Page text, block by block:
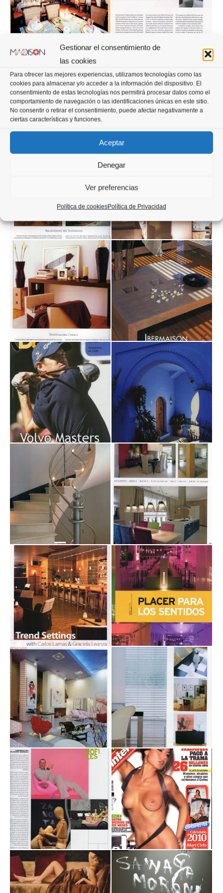
Gestionar el consentimiento de
las cookies
Para ofrecer las mejores experiencias, utilizamos tecnologías como las
cookies para almacenar y/o acceder a la información del dispositivo. El
consentimiento de estas tecnologías nos permitirá procesar datos como el
comportamiento de navegación o las identificaciones únicas en este sitio.
No consentir o retirar el consentimiento, puede afectar negativamente a
ciertas características y funciones.
Aceptar
Denegar
Ver preferencias
Política de cookiesPolítica de Privacidad